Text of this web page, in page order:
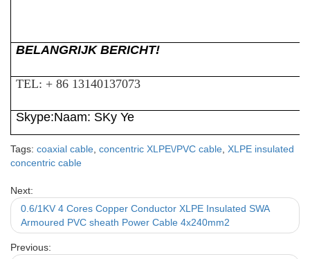
BELANGRIJK BERICHT!
TEL: + 86 13140137073
Skype:Naam: SKy Ye
Tags: coaxial cable concentric XLPE\/PVC cable XLPE insulated
concentric cable
Next:
0.6/1KV 4 Cores Copper Conductor XLPE Insulated SWA
Armoured PVC sheath Power Cable 4x240mm2
Previous: